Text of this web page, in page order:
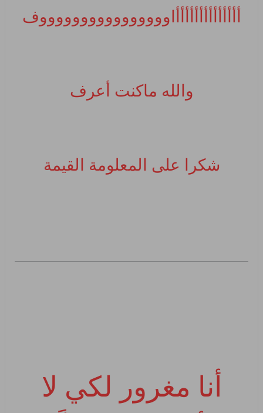
أأأأأأأأأأأأأأاووووووووووووووووف
والله ماكنت أعرف
شكرا على المعلومة القيمة
أنا مغرور لكي لا